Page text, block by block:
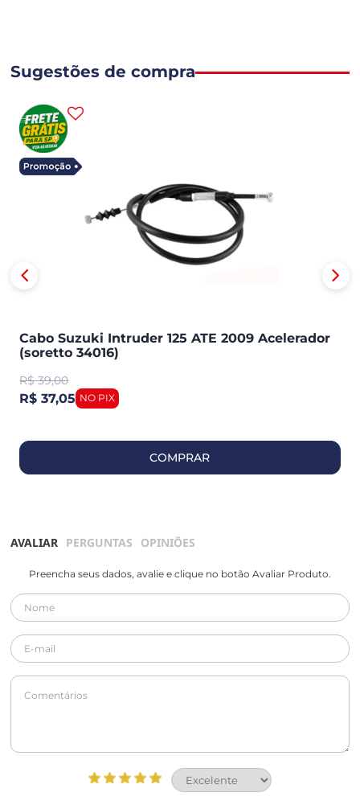
Sugestões de compra
Cabo Suzuki Intruder 125 ATE 2009 Acelerador
(soretto 34016)
R$ 39,00
R$ 37,05
COMPRAR
AVALIAR PERGUNTAS OPINIÕES
Preencha seus dados, avalie e clique no botão Avaliar Produto.